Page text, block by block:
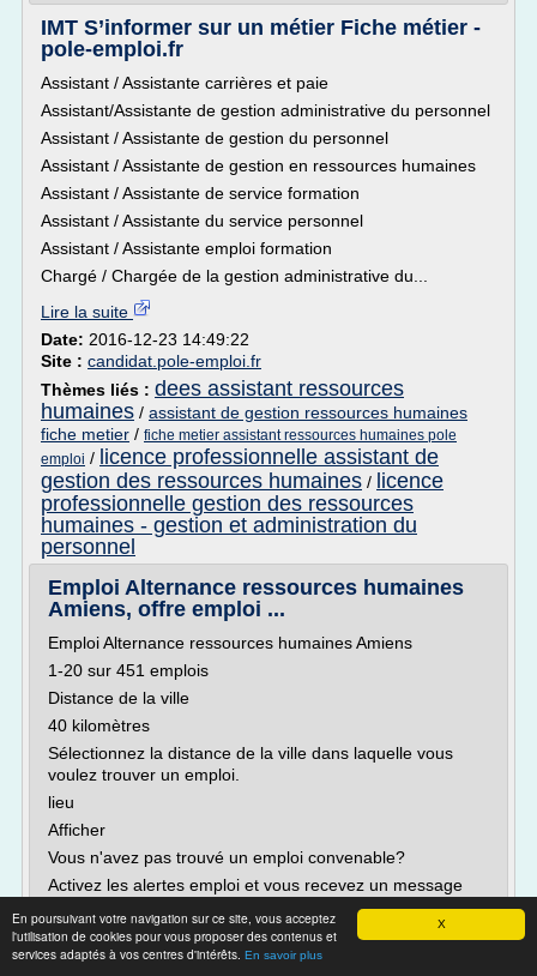
X
En poursuivant votre navigation sur ce site, vous acceptez
l'utilisation de cookies pour vous proposer des contenus et
services adaptés à vos centres d'intérêts. En savoir plus
IMT S’informer sur un métier Fiche métier -
pole-emploi.fr
Assistant / Assistante carrières et paie
Assistant/Assistante de gestion administrative du personnel
Assistant / Assistante de gestion du personnel
Assistant / Assistante de gestion en ressources humaines
Assistant / Assistante de service formation
Assistant / Assistante du service personnel
Assistant / Assistante emploi formation
Chargé / Chargée de la gestion administrative du...
Lire la suite
Date: 2016-12-23 14:49:22
Site : candidat.pole-emploi.fr
Thèmes liés : dees assistant ressources
humaines / assistant de gestion ressources humaines
fiche metier / fiche metier assistant ressources humaines pole
emploi / licence professionnelle assistant de
gestion des ressources humaines / licence
professionnelle gestion des ressources
humaines - gestion et administration du
personnel
Emploi Alternance ressources humaines
Amiens, offre emploi ...
Emploi Alternance ressources humaines Amiens
1-20 sur 451 emplois
Distance de la ville
40 kilomètres
Sélectionnez la distance de la ville dans laquelle vous
voulez trouver un emploi.
lieu
Afficher
Vous n'avez pas trouvé un emploi convenable?
Activez les alertes emploi et vous recevez un message
dès que les nouvelles offres d'emploi apparaissent
Alertes emploi
Activez les alertes emploi sur...